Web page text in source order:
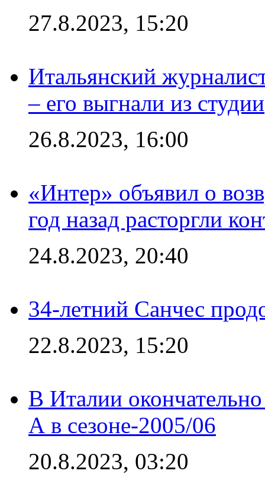
27.8.2023, 15:20
Итальянский
– его выгнали из студии
26.8.2023, 16:00
«Интер» объявил о
год назад расторгли
24.8.2023, 20:40
34-летний Санчес
22.8.2023, 15:20
В Италии
А в сезоне-2005/06
20.8.2023, 03:20